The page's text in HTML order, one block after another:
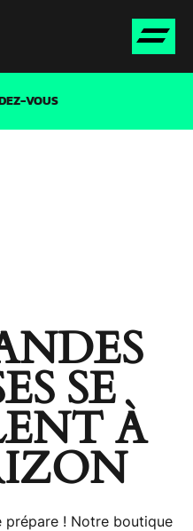
VOUS
SE
À
prépare ! Notre boutique